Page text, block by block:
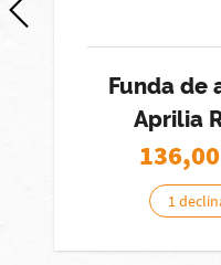
Funda de
Aprilia
136,00
1